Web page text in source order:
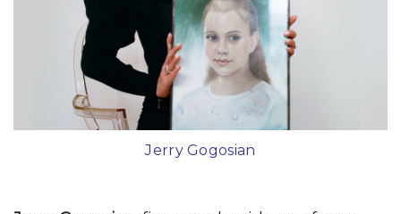
Jerry Gogosian